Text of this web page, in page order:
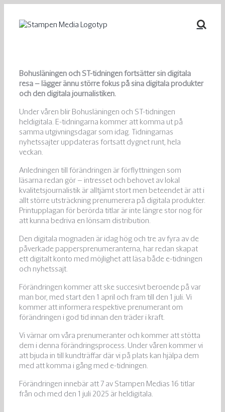
innehållet
Bohusläningen och ST-tidningen fortsätter sin digitala
resa – lägger ännu större fokus på​ sina digitala produkter
och den digitala journalistiken.
Under våren blir Bohusläningen och ST-tidningen
heldigitala. E-tidningarna kommer att komma ut på
samma utgivningsdagar som idag. Tidningarnas
nyhetssajter​ uppdateras fortsatt dygnet runt, hela
veckan.
Anledningen till förändringen är förflyttningen som
läsarna redan gör – intresset och behovet av lokal
kvalitetsjournalistik är alltjämt stort men beteendet är att i
allt större​ utsträckning prenumerera på digitala produkter.
Printupplagan för berörda titlar är inte längre stor nog för
att kunna bedriva en lönsam distribution.
Den digitala mognaden är idag hög och tre av fyra av de
påverkade pappersprenumeranterna, har redan skapat
ett digitalt konto med möjlighet att läsa både e-tidningen
och nyhetssajt.
Förändringen kommer att ske succesivt beroende på var
man bor, med start den 1 april och fram till den 1 juli. Vi
kommer att informera respektive prenumerant om
förändringen i god tid innan den träder i kraft.
Vi värnar om våra prenumeranter och kommer att stötta
dem i denna förändringsprocess. Under våren kommer vi
att bjuda in till kundträffar där vi på plats kan hjälpa dem
med att komma i gång med e-tidningen.
Förändringen innebär att 7 av Stampen Medias 16 titlar
från och med den 1 juli 2025 är heldigitala.